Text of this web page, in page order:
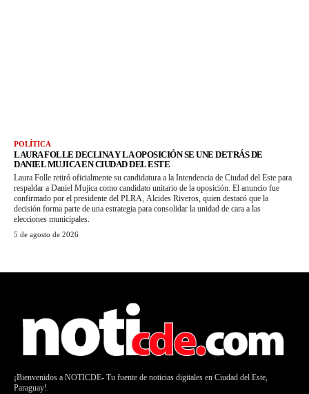
POLÍTICA
LAURA FOLLE DECLINA Y LA OPOSICIÓN SE UNE DETRÁS DE
DANIEL MUJICA EN CIUDAD DEL ESTE
Laura Folle retiró oficialmente su candidatura a la Intendencia de Ciudad del Este para
respaldar a Daniel Mujica como candidato unitario de la oposición. El anuncio fue
confirmado por el presidente del PLRA, Alcides Riveros, quien destacó que la
decisión forma parte de una estrategia para consolidar la unidad de cara a las
elecciones municipales.
5 de agosto de 2026
¡Bienvenidos a NOTICDE- Tu fuente de noticias digitales en Ciudad del Este,
Paraguay!.